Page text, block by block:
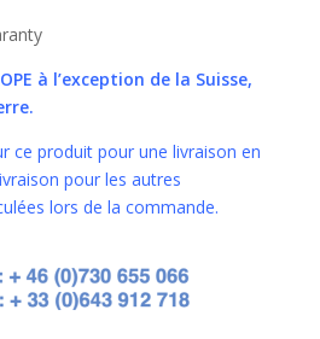
à l’exception de la Suisse,
ce produit pour une livraison en
pour les autres
lors de la commande.